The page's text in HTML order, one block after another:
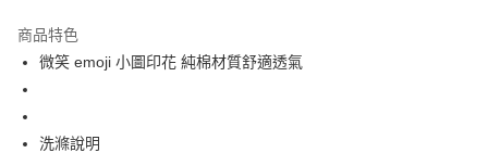
街口支付
悠遊付
大哥付你分期
商品特色
微笑 emoji 小圖印花 純棉材質舒適透氣
洗滌說明